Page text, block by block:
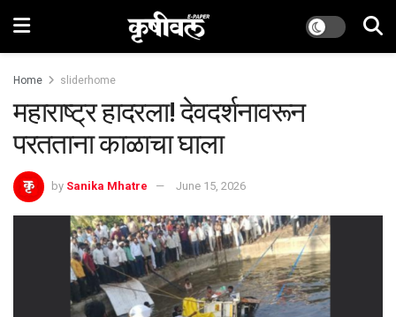
Home sliderhome
महाराष्ट्र हादरला! देवदर्शनावरून
परतताना काळाचा घाला
by Sanika Mhatre June 15, 2026